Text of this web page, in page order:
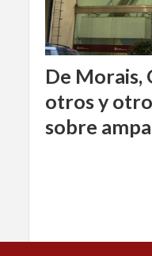
De Morais,
otros y
sobre